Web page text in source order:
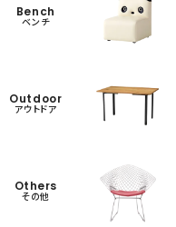
Bench
ベンチ
Outdoor
アウトドア
Others
その他